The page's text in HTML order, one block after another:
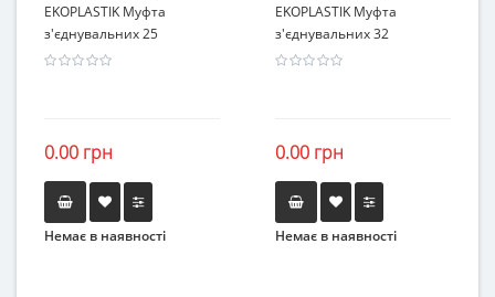
EKOPLASTIK Муфта
з'єднувальних 25
0.00 грн
Немає в наявності
EKOPLASTIK Муфта
з'єднувальних 32
0.00 грн
Немає в наявності